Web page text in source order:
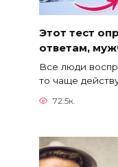
Этот тест
ответам,
Все люди
то чаще
72.5к.